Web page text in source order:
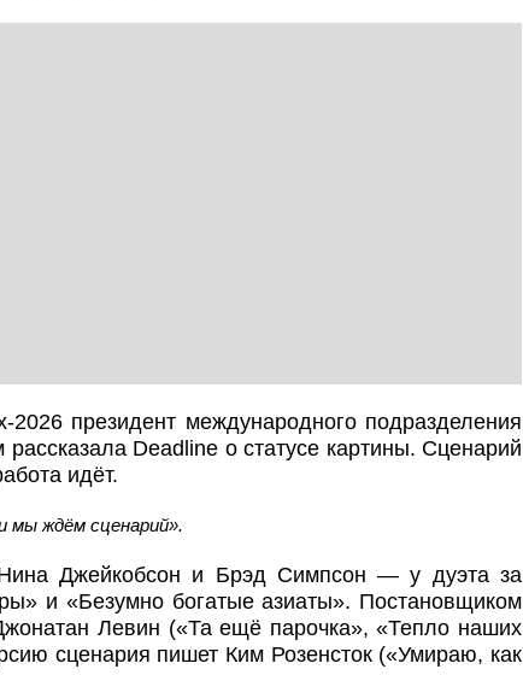
2026 президент международного подразделения
Deadline о статусе картины. Сценарий
идёт.
мы ждём сценарий».
Джейкобсон и Брэд Симпсон — у дуэта за
и «Безумно богатые азиаты». Постановщиком
Левин («Та ещё парочка», «Тепло наших
сценария пишет Ким Розенсток («Умираю, как